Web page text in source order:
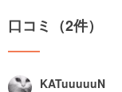
口コミ（2件）
KATuuuuuN